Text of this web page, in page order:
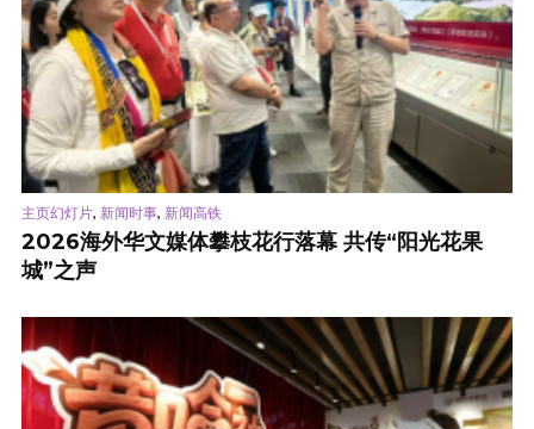
主页幻灯片, 新闻时事, 新闻高铁
2026海外华文媒体攀枝花行落幕 共传“阳光花果
城”之声